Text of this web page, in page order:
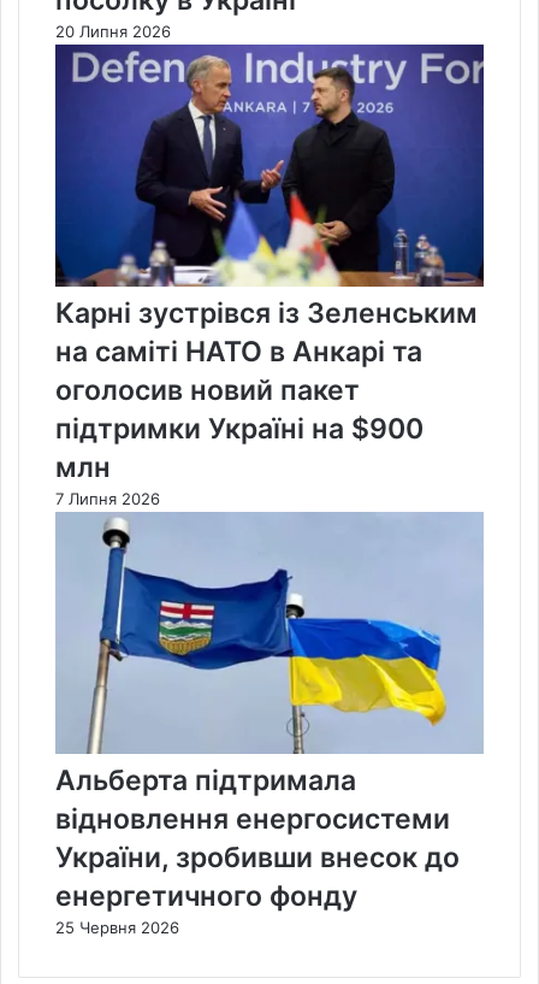
20 Липня 2026
Карні зустрівся із Зеленським
на саміті НАТО в Анкарі та
оголосив новий пакет
підтримки Україні на $900
млн
7 Липня 2026
Альберта підтримала
відновлення енергосистеми
України, зробивши внесок до
енергетичного фонду
25 Червня 2026